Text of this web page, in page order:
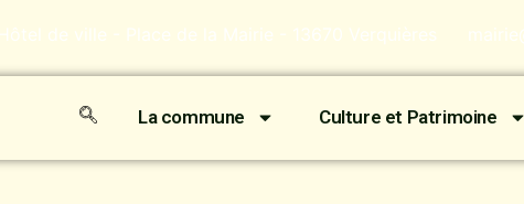
Hôtel de ville - Place de la Mairie - 13670 Verquières
La commune Culture et Patrimoine